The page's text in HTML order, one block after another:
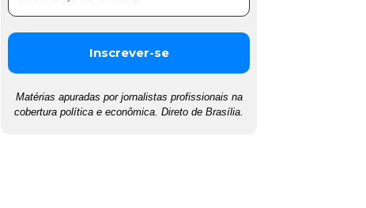
Matérias apuradas por jornalistas profissionais na
cobertura política e econômica. Direto de Brasília.